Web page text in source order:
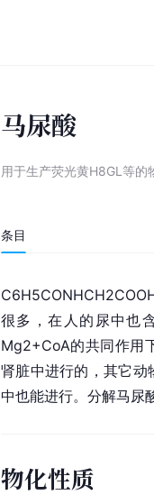
马尿酸
用于生产荧光黄H8GL等的
条目
很多，在人的尿中也
Mg2+CoA的共同作用
肾脏中进行的，其它动
中也能进行。分解马尿
物化性质